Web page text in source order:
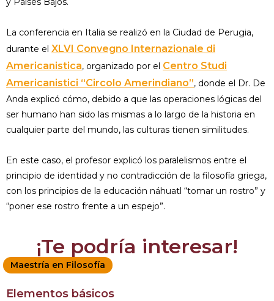
La conferencia en Italia se realizó en la Ciudad de Perugia,
durante el XLVI Convegno Internazionale di
Americanistica, organizado por el Centro Studi
Americanistici “Circolo Amerindiano”, donde el Dr. De
Anda explicó cómo, debido a que las operaciones lógicas del
ser humano han sido las mismas a lo largo de la historia en
cualquier parte del mundo, las culturas tienen similitudes.
En este caso, el profesor explicó los paralelismos entre el
principio de identidad y no contradicción de la filosofía griega,
con los principios de la educación náhuatl “tomar un rostro” y
“poner ese rostro frente a un espejo”.
¡Te podría interesar!
Maestría en Filosofía
Elementos básicos